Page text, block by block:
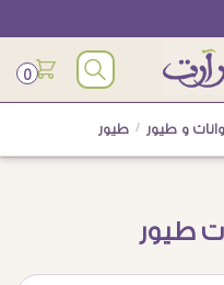
0
و طيور / طيور
طيور